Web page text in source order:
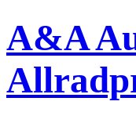
A&A